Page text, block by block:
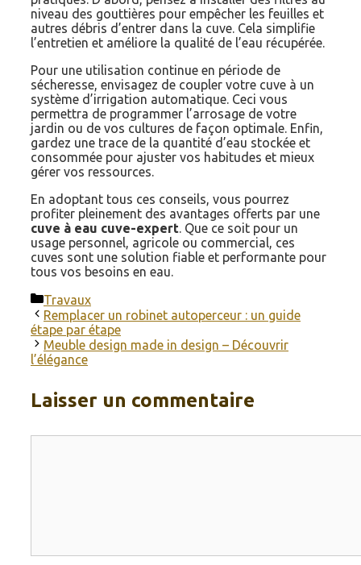
niveau des gouttières pour empêcher les feuilles et
autres débris d’entrer dans la cuve. Cela simplifie
l’entretien et améliore la qualité de l’eau récupérée.
Pour une utilisation continue en période de
sécheresse, envisagez de coupler votre cuve à un
système d’irrigation automatique. Ceci vous
permettra de programmer l’arrosage de votre
jardin ou de vos cultures de façon optimale. Enfin,
gardez une trace de la quantité d’eau stockée et
consommée pour ajuster vos habitudes et mieux
gérer vos ressources.
En adoptant tous ces conseils, vous pourrez
profiter pleinement des avantages offerts par une
cuve à eau cuve-expert. Que ce soit pour un
usage personnel, agricole ou commercial, ces
cuves sont une solution fiable et performante pour
tous vos besoins en eau.
Catégories
Travaux
Remplacer un robinet autoperceur : un guide
étape par étape
Meuble design made in design – Découvrir
l’élégance
Laisser un commentaire